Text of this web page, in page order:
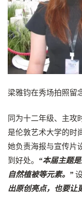
梁雅钧在秀场拍照留
同为十二年级、主攻
是伦敦艺术大学的时
她负责海报与宣传片
到好处。 “本届主题
自然植被等元素。”
出原创亮点，也要让